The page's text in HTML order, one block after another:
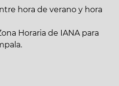
hora de verano y hora
Horaria de IANA para